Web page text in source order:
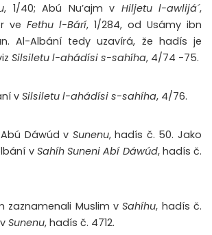
, 1/40; Abú Nu’ajm v Hiljetu l-awlijá´,
ve Fethu l-Bárí, 1/284, od Usámy ibn
Al-Albání tedy uzavírá, že hadís je
Silsiletu l-ahádísi s-sahíha, 4/74 -75.
v Silsiletu l-ahádísi s-sahíha, 4/76.
Dáwúd v Sunenu, hadís č. 50. Jako
v Sahíh Suneni Abí Dáwúd, hadís č.
zaznamenali Muslim vSahíhu, hadís č.
Sunenu, hadís č. 4712.